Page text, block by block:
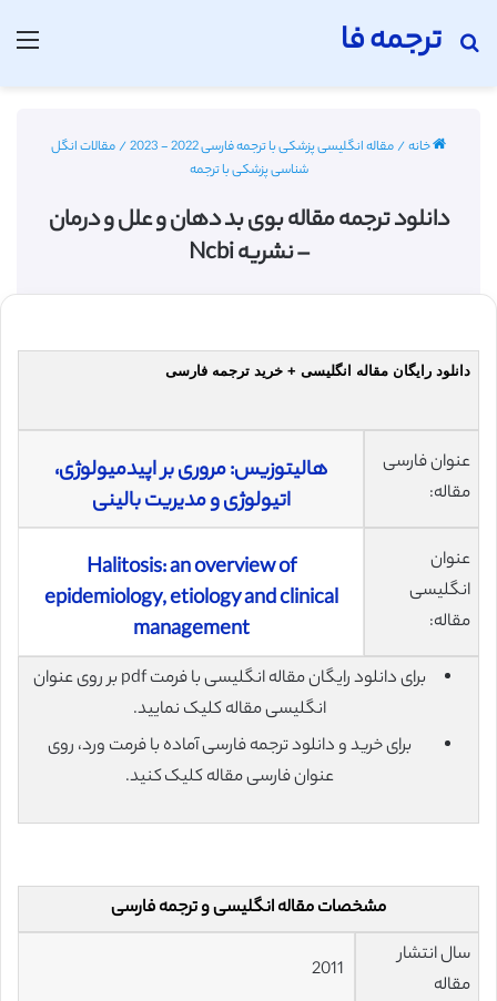
ترجمه فا
جستجو برای
خانه/مقاله انگلیسی پزشکی با ترجمه فارسی 2022 - 2023 /مقالات انگل
شناسی پزشكی با ترجمه
دانلود ترجمه مقاله بوی بد دهان و علل و درمان
– نشریه Ncbi
دانلود رایگان مقاله انگلیسی + خرید ترجمه فارسی
عنوان فارسی
مقاله:
هالیتوزیس: مروری بر اپیدمیولوژی،
اتیولوژی و مدیریت بالینی
عنوان
انگلیسی
مقاله:
Halitosis: an overview of
epidemiology, etiology and clinical
management
برای دانلود رایگان مقاله انگلیسی با فرمت pdf بر روی عنوان
انگلیسی مقاله کلیک نمایید.
برای خرید و دانلود ترجمه فارسی آماده با فرمت ورد، روی
عنوان فارسی مقاله کلیک کنید.
مشخصات مقاله انگلیسی و ترجمه فارسی
سال انتشار
مقاله